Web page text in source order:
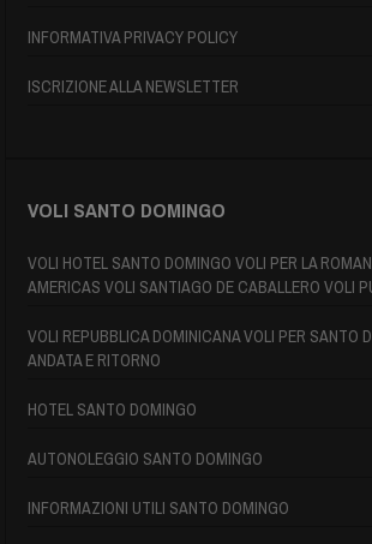
INFORMATIVA PRIVACY POLICY
ISCRIZIONE ALLA NEWSLETTER
VOLI SANTO DOMINGO
VOLI HOTEL SANTO DOMINGO VOLI PER LA
AMERICAS VOLI SANTIAGO DE CABALLERO VOLI
VOLI REPUBBLICA DOMINICANA VOLI PER SANTO
ANDATA E RITORNO
HOTEL SANTO DOMINGO
AUTONOLEGGIO SANTO DOMINGO
INFORMAZIONI UTILI SANTO DOMINGO